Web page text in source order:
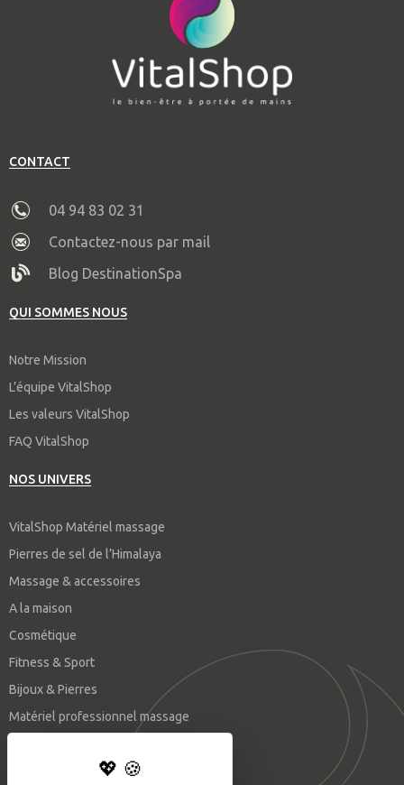
CONTACT
04 94 83 02 31
Contactez-nous par mail
Blog DestinationSpa
QUI SOMMES NOUS
Notre Mission
L’équipe VitalShop
Les valeurs VitalShop
FAQ VitalShop
NOS UNIVERS
VitalShop Matériel massage
Pierres de sel de l’Himalaya
Massage & accessoires
A la maison
Cosmétique
Fitness & Sport
Bijoux & Pierres
Matériel professionnel massage